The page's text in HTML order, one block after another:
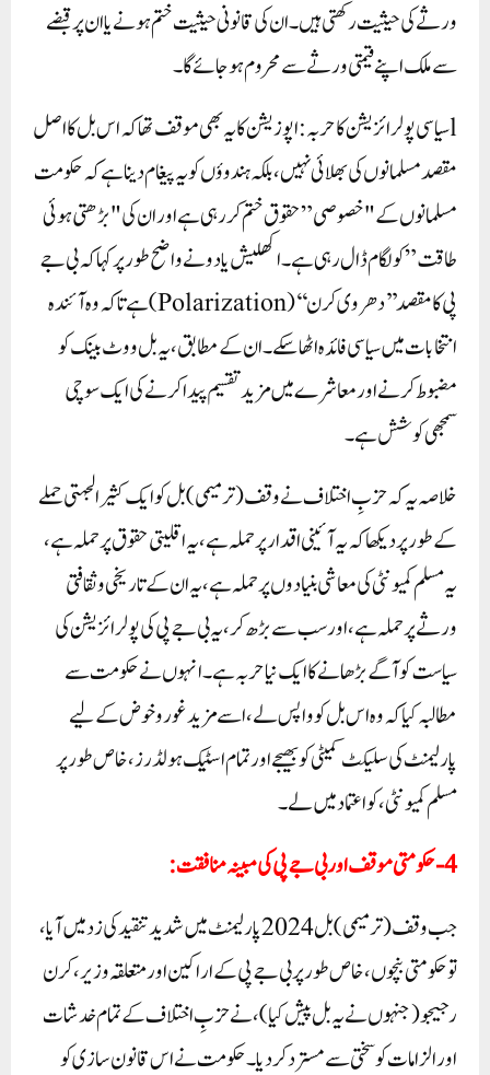
ورثے کی حیثیت رکھتی ہیں۔ ان کی قانونی حیثیت ختم ہونے یا ان پر قبضے
سے ملک اپنے قیمتی ورثے سے محروم ہو جائے گا۔
lسیاسی پولرائزیشن کا حربہ : اپوزیشن کا یہ بھی موقف تھا کہ اس بل کا اصل
مقصد مسلمانوں کی بھلائی نہیں، بلکہ ہندوؤں کو یہ پیغام دینا ہے کہ حکومت
مسلمانوں کے "خصوصی” حقوق ختم کر رہی ہے اور ان کی "بڑھتی ہوئی
طاقت” کو لگام ڈال رہی ہے۔ اکھلیش یادو نے واضح طور پر کہا کہ بی جے
پی کا مقصد ’’دھروی کرن‘‘ (Polarization) ہے تاکہ وہ آئندہ
انتخابات میں سیاسی فائدہ اٹھا سکے۔ ان کے مطابق، یہ بل ووٹ بینک کو
مضبوط کرنے اور معاشرے میں مزید تقسیم پیدا کرنے کی ایک سوچی
سمجھی کوشش ہے۔
خلاصہ یہ کہ حزبِ اختلاف نے وقف (ترمیمی) بل کو ایک کثیر الجہتی حملے
کے طور پر دیکھا کہ یہ آئینی اقدار پر حملہ ہے، یہ اقلیتی حقوق پر حملہ ہے،
یہ مسلم کمیونٹی کی معاشی بنیادوں پر حملہ ہے، یہ ان کے تاریخی و ثقافتی
ورثے پر حملہ ہے، اور سب سے بڑھ کر، یہ بی جے پی کی پولرائزیشن کی
سیاست کو آگے بڑھانے کا ایک نیا حربہ ہے۔ انہوں نے حکومت سے
مطالبہ کیا کہ وہ اس بل کو واپس لے، اسے مزید غور و خوض کے لیے
پارلیمنٹ کی سلیکٹ کمیٹی کو بھیجے اور تمام اسٹیک ہولڈرز، خاص طور پر
مسلم کمیونٹی، کو اعتماد میں لے۔
4- حکومتی موقف اور بی جے پی کی مبینہ منافقت:
جب وقف (ترمیمی) بل 2024 پارلیمنٹ میں شدید تنقید کی زد میں آیا،
تو حکومتی بنچوں، خاص طور پر بی جے پی کے اراکین اور متعلقہ وزیر، کرن
رجیجو (جنہوں نے یہ بل پیش کیا)، نے حزبِ اختلاف کے تمام خدشات
اور الزامات کو سختی سے مسترد کر دیا۔ حکومت نے اس قانون سازی کو